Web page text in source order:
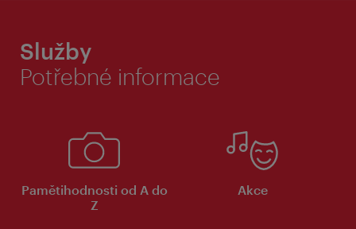
Služby
Potřebné informace
Pamětihodnosti od A do
Z
Akce